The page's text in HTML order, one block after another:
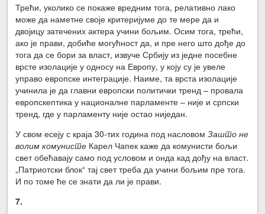
Трећи, уколико се покаже вредним тога, релативно лако
може да наметне своје критеријуме до те мере да и
двојицу затечених актера учини бољим. Осим тога, трећи,
ако је прави, добиће могућност да, и пре него што дође до
тога да се бори за власт, извуче Србију из једне посебне
врсте изолације у односу на Европу, у коју су је увеле
управо европске интеграције. Наиме, та врста изолације
учинила је да главни европски политички тренд – провала
европскептика у националне парламенте – није и српски
тренд, где у парламенту није остао ниједан.
У свом есеју с краја 30-тих година под насловомЗашто не
волим комунисте Карел Чапек каже да комунисти бољи
свет обећавају само под условом и онда кад дођу на власт.
„Патриотски блок“ тај свет треба да учини бољим пре тога.
И по томе ће се знати да ли је прави.
7.